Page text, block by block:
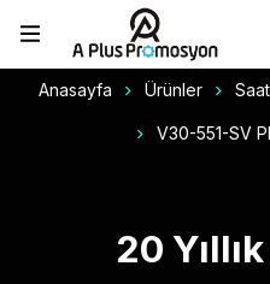
Anasayfa Ürünler
V30-551-SV
20